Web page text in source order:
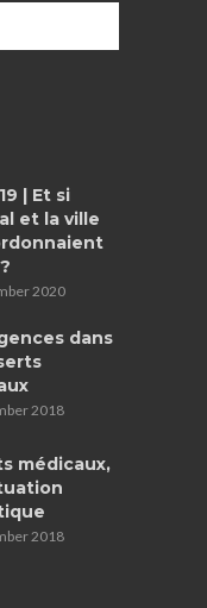
| Et si
et la ville
2020
dans
2018
médicaux,
2018